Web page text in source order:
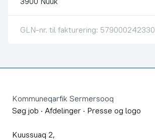
GLN-nr. til fakturering:
Kommuneqarfik Sermersooq
Søg job · Afdelinger · Presse og logo
Kuussuaq 2,